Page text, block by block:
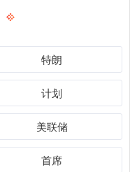
特朗
计划
美联储
首席